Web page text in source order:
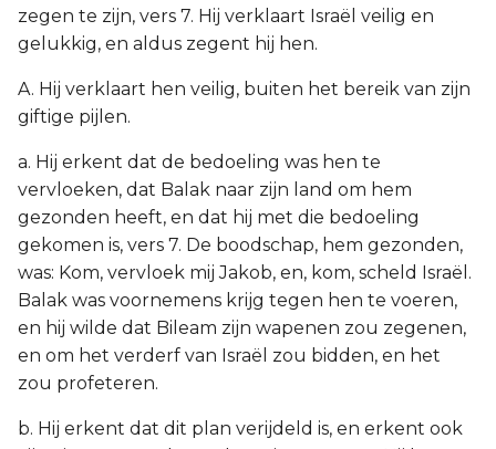
zegen te zijn, vers 7. Hij verklaart Israël veilig en
gelukkig, en aldus zegent hij hen.
A. Hij verklaart hen veilig, buiten het bereik van zijn
giftige pijlen.
a. Hij erkent dat de bedoeling was hen te
vervloeken, dat Balak naar zijn land om hem
gezonden heeft, en dat hij met die bedoeling
gekomen is, vers 7. De boodschap, hem gezonden,
was: Kom, vervloek mij Jakob, en, kom, scheld Israël.
Balak was voornemens krijg tegen hen te voeren,
en hij wilde dat Bileam zijn wapenen zou zegenen,
en om het verderf van Israël zou bidden, en het
zou profeteren.
b. Hij erkent dat dit plan verijdeld is, en erkent ook